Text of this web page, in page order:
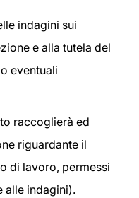
indagini sui
e alla tutela del
eventuali
raccoglierà ed
riguardante il
di lavoro, permessi
alle indagini).